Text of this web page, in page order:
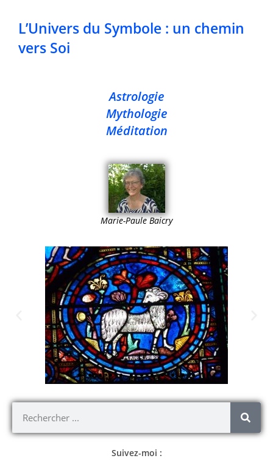
L’Univers du Symbole : un chemin
vers Soi
Astrologie
Mythologie
Méditation
Marie-Paule Baicry
Suivez-moi :